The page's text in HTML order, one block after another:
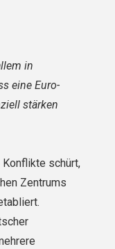
in
eine Euro-
stärken
schürt,
Zentrums